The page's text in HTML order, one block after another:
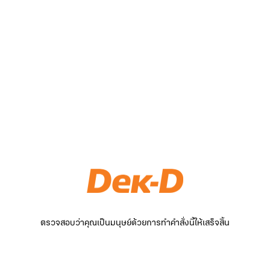
ตรวจสอบว่าคุณเป็นมนุษย์ด้วยการทำคำสั่งนี้ให้เสร็จสิ้น